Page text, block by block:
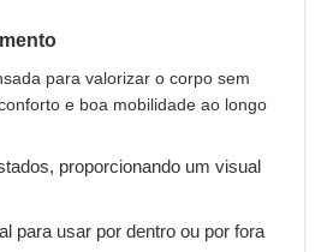
para valorizar o corpo sem
e boa mobilidade ao longo
proporcionando um visual
para usar por dentro ou por fora